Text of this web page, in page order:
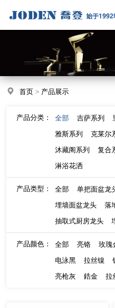
首页 > 产品展示
产品分类： 全部 吉萨系列
雅斯系列
克莱尔
沐藏阁系列
复合
淋浴花洒
产品类型： 全部 单把面盆龙
埋墙面盆龙头
落
抽取式厨房龙头
产品颜色： 全部 亮铬 玫瑰
电泳黑
拉丝镍
亮枪灰
鋯金 拉